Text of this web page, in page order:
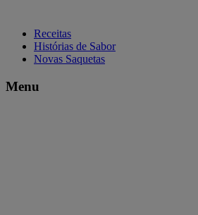
Receitas
Histórias de Sabor
Novas Saquetas
Menu